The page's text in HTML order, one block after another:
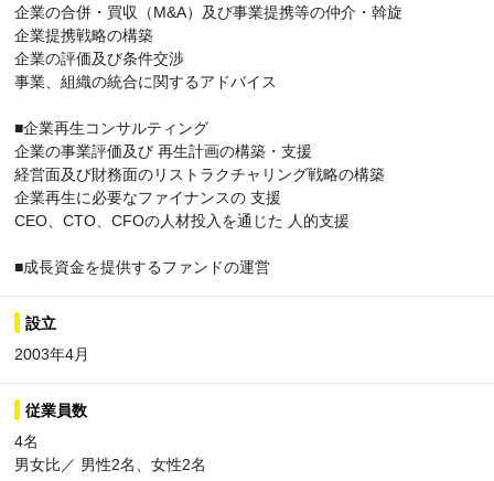
企業の合併・買収（M&A）及び事業提携等の仲介・斡旋
企業提携戦略の構築
企業の評価及び条件交渉
事業、組織の統合に関するアドバイス
■企業再生コンサルティング
企業の事業評価及び 再生計画の構築・支援
経営面及び財務面のリストラクチャリング戦略の構築
企業再生に必要なファイナンスの 支援
CEO、CTO、CFOの人材投入を通じた 人的支援
■成長資金を提供するファンドの運営
設立
2003年4月
従業員数
4名
男女比／ 男性2名、女性2名